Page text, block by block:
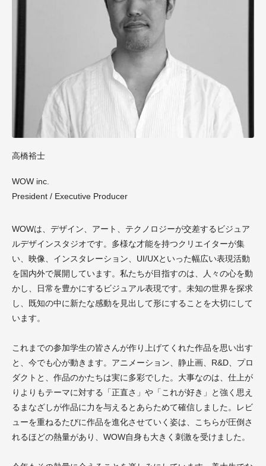
高橋裕士
WOW inc.
President / Executive Producer
WOWは、デザイン、アート、テクノロジーが交差するビジュア
ルデザインスタジオです。多様な才能を持つクリエイターが集
い、映像、インスタレーション、UI/UXといった幅広い表現活動
を国内外で展開しています。私たちが目指すのは、人々の心を動
かし、日常を豊かにするビジュアル表現です。未知の世界を探求
し、既知の中に新たな感動を見出して形にすることを大切にして
います。
これまでの参加学生の皆さんが作り上げてくれた作品を思い出す
と、今でも心が動きます。アニメーション、静止画、R&D、プロ
ダクトと、作品のかたちは実に多彩でした。大事なのは、仕上が
りよりもテーマに対する「正直さ」や「これが好き」と強く思え
るまなざしが作品に力を与えるとあらためて確信しました。レビ
ューを重ねるたびに作品を進化させていく姿は、こちらが圧倒さ
れるほどの熱量があり、WOW自身も大きく刺激を受けました。